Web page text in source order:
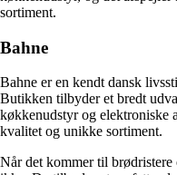
sortiment.
Bahne
Bahne er en kendt dansk
Butikken tilbyder et bredt
køkkenudstyr og elektroniske
kvalitet og unikke sortiment.
Når det kommer til